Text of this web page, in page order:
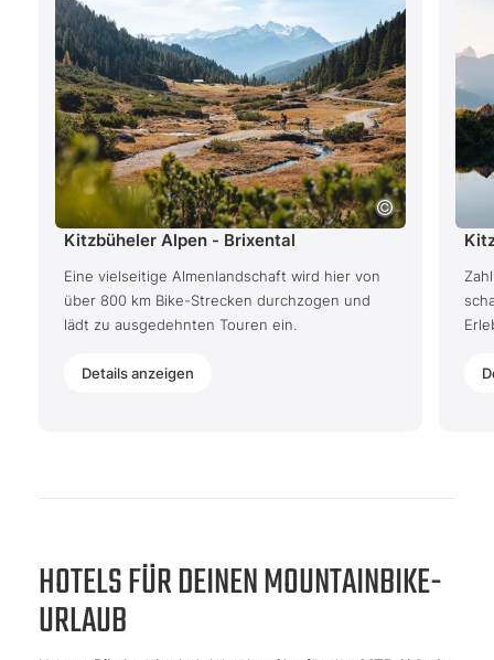
Kitzbüheler Alpen - Brixental
Eine vielseitige Almenlandschaft wird hier von
über 800 km Bike-Strecken durchzogen und
lädt zu ausgedehnten Touren ein.
Details anzeigen
HOTELS FÜR DEINEN MOUNTAINBIKE-
URLAUB